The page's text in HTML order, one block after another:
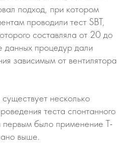
подход, при котором
проводили тест SBT,
составляла от 20 до
процедур дали
зависимым от вентилятора
несколько
теста спонтанного
первым было применение Т-
выше.